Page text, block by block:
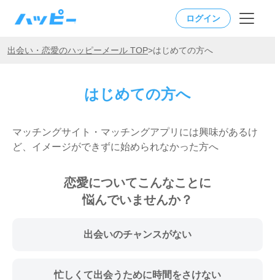
ログイン
出会い・恋愛のハッピーメール TOP>はじめての方へ
はじめての方へ
マッチングサイト・マッチングアプリには興味があるけ
ど、イメージができずに始められなかった方へ
恋愛についてこんなことに
悩んでいませんか？
出会いのチャンスがない
忙しくて出会うために時間をさけない